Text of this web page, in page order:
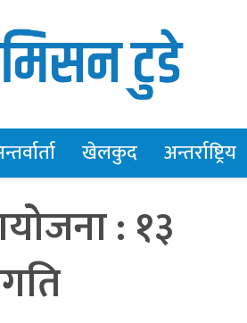
खेलकुद अन्तर्राष्ट्रिय
: १३